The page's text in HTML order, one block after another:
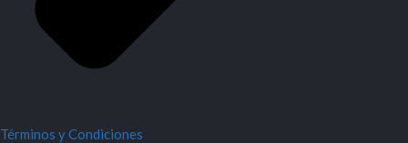
Términos y Condiciones